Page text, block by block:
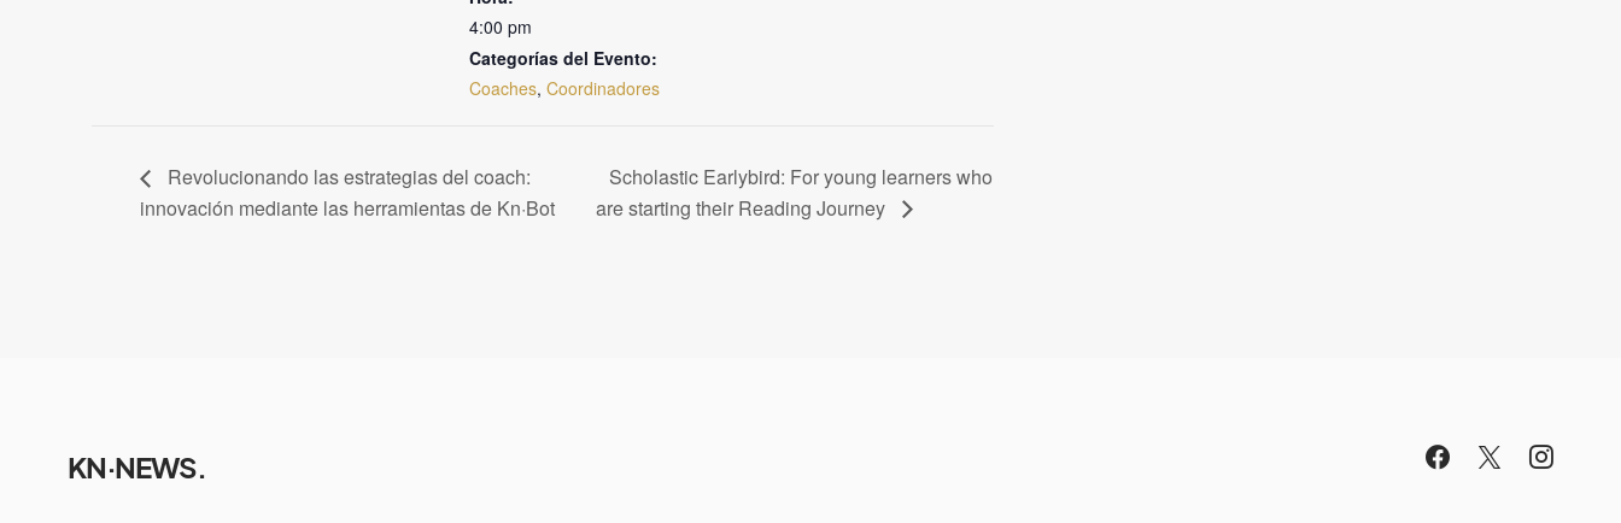
4:00 pm
Categorías del Evento:
Coaches, Coordinadores
Revolucionando las estrategias del coach:
innovación mediante las herramientas de Kn·Bot
Scholastic Earlybird: For young learners who
are starting their Reading Journey
KN·NEWS.